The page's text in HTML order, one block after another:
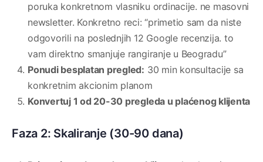
poruka konkretnom vlasniku ordinacije. ne masovni
newsletter. Konkretno reci: “primetio sam da niste
odgovorili na poslednjih 12 Google recenzija. to
vam direktno smanjuje rangiranje u Beogradu”
Ponudi besplatan pregled: 30 min konsultacije sa
konkretnim akcionim planom
Konvertuj 1 od 20-30 pregleda u plaćenog klijenta
Faza 2: Skaliranje (30-90 dana)